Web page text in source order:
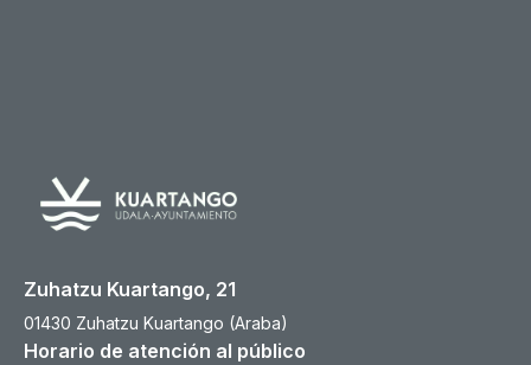
Zuhatzu Kuartango, 21
01430 Zuhatzu Kuartango (Araba)
Horario de atención al público